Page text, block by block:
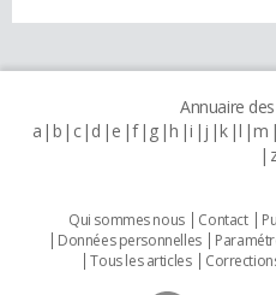
Annuaire
a b c d e f g h i j k l m
Qui sommes nous Contact
Données personnelles
Tous les articles